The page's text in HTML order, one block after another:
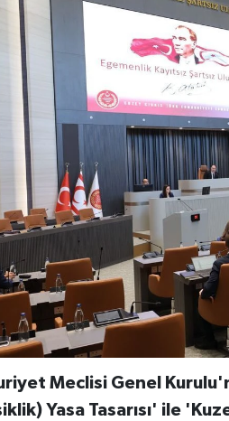
Meclisi Genel
Yasa Tasarısı' ile